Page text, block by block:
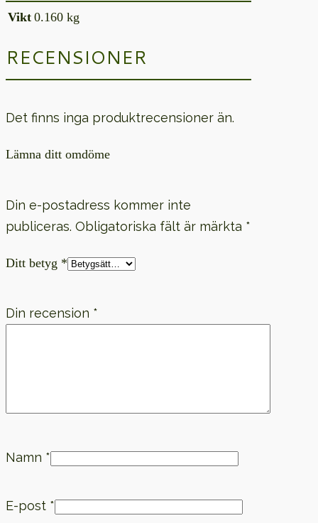
Vikt 0.160 kg
RECENSIONER
Det finns inga produktrecensioner än.
Lämna ditt omdöme
Din e-postadress kommer inte
publiceras. Obligatoriska fält är märkta *
Ditt betyg *
Din recension *
Namn *
E-post *